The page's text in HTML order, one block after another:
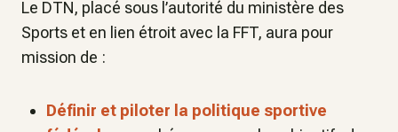
Le DTN, placé sous l’autorité du ministère des
Sports et en lien étroit avec la FFT, aura pour
mission de :
Définir et piloter la politique sportive